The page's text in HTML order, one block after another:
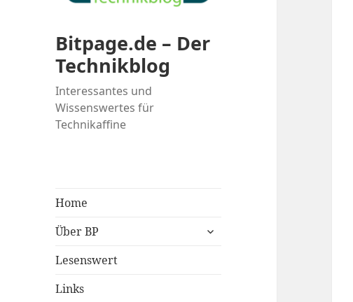
Bitpage.de – Der
Technikblog
Interessantes und
Wissenswertes für
Technikaffine
Home
Über BP
untermenü
Lesenswert
Links